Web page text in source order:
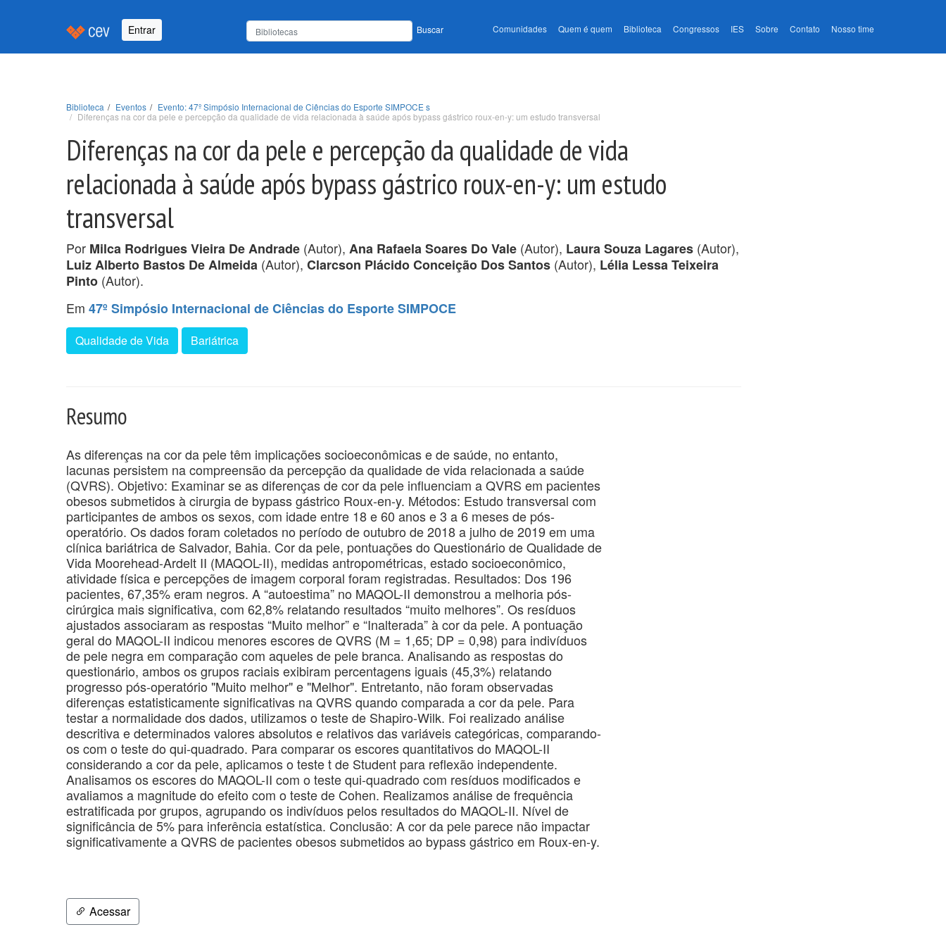
Entrar Buscar Comunidades Quem é quem Biblioteca Congressos IES Sobre Contato Nosso time
Biblioteca Eventos
Evento: 47º Simpósio Internacional de Ciências do Esporte SIMPOCE s
Diferenças na cor da pele e percepção da qualidade de vida relacionada à saúde após bypass gástrico roux-en-y: um estudo transversal
Diferenças na cor da pele e percepção da qualidade de vida
relacionada à saúde após bypass gástrico roux-en-y: um estudo
transversal
Por Milca Rodrigues Vieira De Andrade (Autor), Ana Rafaela Soares Do Vale (Autor), Laura Souza Lagares (Autor),
Luiz Alberto Bastos De Almeida (Autor), Clarcson Plácido Conceição Dos Santos (Autor), Lélia Lessa Teixeira
Pinto (Autor).
Em 47º Simpósio Internacional de Ciências do Esporte SIMPOCE
Qualidade de Vida Bariátrica
Resumo
As diferenças na cor da pele têm implicações socioeconômicas e de saúde, no entanto,
lacunas persistem na compreensão da percepção da qualidade de vida relacionada a saúde
(QVRS). Objetivo: Examinar se as diferenças de cor da pele influenciam a QVRS em pacientes
obesos submetidos à cirurgia de bypass gástrico Roux-en-y. Métodos: Estudo transversal com
participantes de ambos os sexos, com idade entre 18 e 60 anos e 3 a 6 meses de pós-
operatório. Os dados foram coletados no período de outubro de 2018 a julho de 2019 em uma
clínica bariátrica de Salvador, Bahia. Cor da pele, pontuações do Questionário de Qualidade de
Vida Moorehead-Ardelt II (MAQOL-II), medidas antropométricas, estado socioeconômico,
atividade física e percepções de imagem corporal foram registradas. Resultados: Dos 196
pacientes, 67,35% eram negros. A “autoestima” no MAQOL-II demonstrou a melhoria pós-
cirúrgica mais significativa, com 62,8% relatando resultados “muito melhores”. Os resíduos
ajustados associaram as respostas “Muito melhor” e “Inalterada” à cor da pele. A pontuação
geral do MAQOL-II indicou menores escores de QVRS (M = 1,65; DP = 0,98) para indivíduos
de pele negra em comparação com aqueles de pele branca. Analisando as respostas do
questionário, ambos os grupos raciais exibiram percentagens iguais (45,3%) relatando
progresso pós-operatório "Muito melhor" e "Melhor". Entretanto, não foram observadas
diferenças estatisticamente significativas na QVRS quando comparada a cor da pele. Para
testar a normalidade dos dados, utilizamos o teste de Shapiro-Wilk. Foi realizado análise
descritiva e determinados valores absolutos e relativos das variáveis categóricas, comparando-
os com o teste do qui-quadrado. Para comparar os escores quantitativos do MAQOL-II
considerando a cor da pele, aplicamos o teste t de Student para reflexão independente.
Analisamos os escores do MAQOL-II com o teste qui-quadrado com resíduos modificados e
avaliamos a magnitude do efeito com o teste de Cohen. Realizamos análise de frequência
estratificada por grupos, agrupando os indivíduos pelos resultados do MAQOL-II. Nível de
significância de 5% para inferência estatística. Conclusão: A cor da pele parece não impactar
significativamente a QVRS de pacientes obesos submetidos ao bypass gástrico em Roux-en-y.
Acessar